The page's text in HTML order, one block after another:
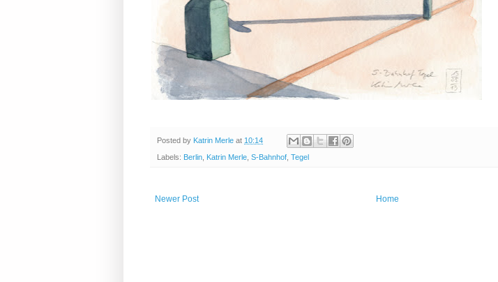
Posted by Katrin Merle at 10:14
Labels: Berlin Katrin Merle S-Bahnhof Tegel
Newer Post Home